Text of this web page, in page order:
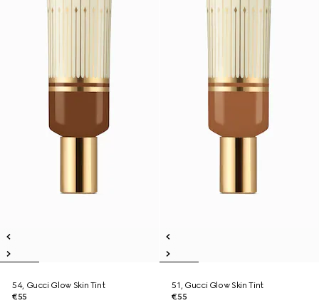
54, Gucci Glow Skin Tint
€55
51, Gucci Glow Skin Tint
€55